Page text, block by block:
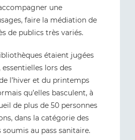
une
faire la médiation de
de publics très variés.
étaient jugées
essentielles lors des
l’hiver et du printemps
qu’elles basculent, à
de plus de 50 personnes
dans la catégorie des
au pass sanitaire.